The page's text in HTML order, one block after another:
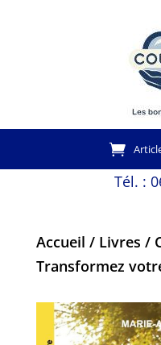
Tél. :
Accueil / Livres /
Transformez